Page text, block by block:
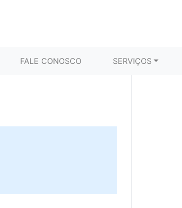
FALE CONOSCO SERVIÇOS